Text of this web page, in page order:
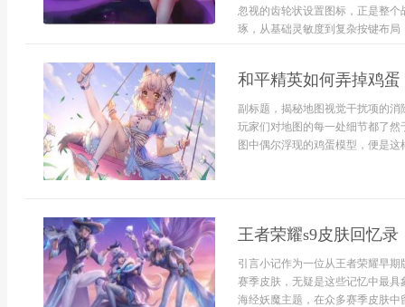
忽视的齿轮状设置图标，正是整
琢，从基础灵敏度到复杂按键布局
和平精英如何弄掉鸡
副标题，揭秘地图视觉干扰项的
玩家们对地图的每一处细节都了
图中偶尔浮现的鸡蛋模型，便是
王者荣耀s9皮肤回忆
引言小记作为一位从王者荣耀早
赛季皮肤，无疑是这些记忆中最
海经妖魔主题，在众多赛季皮肤